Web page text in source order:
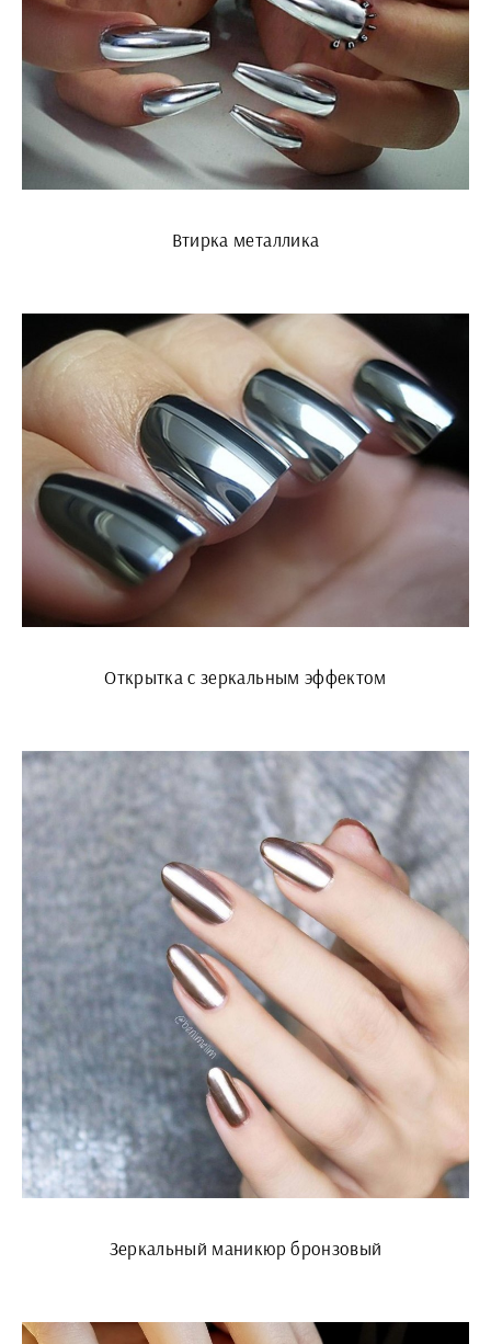
Втирка металлика
Открытка с зеркальным эффектом
Зеркальный маникюр бронзовый